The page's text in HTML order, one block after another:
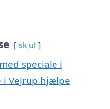
skjul
speciale i
Vejrup hjælpe